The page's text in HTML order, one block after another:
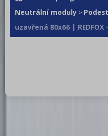
Neutrální moduly >
uzavřená 80x66 | REDFOX